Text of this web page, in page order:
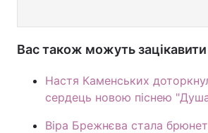
Вас також можуть
Настя Каменських
сердець новою піснею
Віра Брежнєва стала